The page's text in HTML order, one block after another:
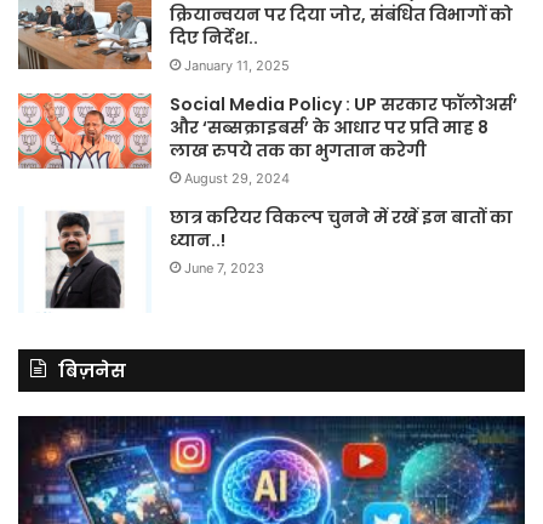
क्रियान्वयन पर दिया जोर, संबंधित विभागों को
दिए निर्देश..
January 11, 2025
Social Media Policy : UP सरकार फॉलोअर्स’
और ‘सब्सक्राइबर्स’ के आधार पर प्रति माह 8
लाख रुपये तक का भुगतान करेगी
August 29, 2024
छात्र करियर विकल्प चुनने में रखें इन बातों का
ध्यान..!
June 7, 2023
बिज़नेस